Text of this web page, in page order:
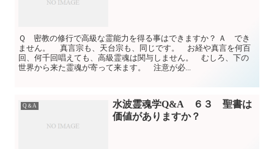
Ｑ 密教の修行で高級な霊能力を得る事はできますか？ Ａ でき
ません。 真言宗も、天台宗も、同じです。 お経や真言を何百
回、何千回唱えても、高級霊魂は関与しません。 むしろ、下の
世界から来た霊魂が寄って来ます。 注意が必...
Q＆A
水波霊魂学Q&A ６３ 聖書は
価値がありますか？